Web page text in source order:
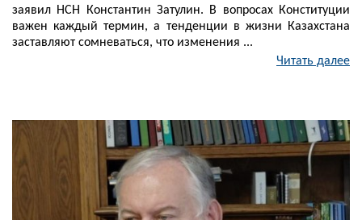
заявил НСН Константин Затулин. В вопросах Конституции
важен каждый термин, а тенденции в жизни Казахстана
заставляют сомневаться, что изменения ...
Читать далее